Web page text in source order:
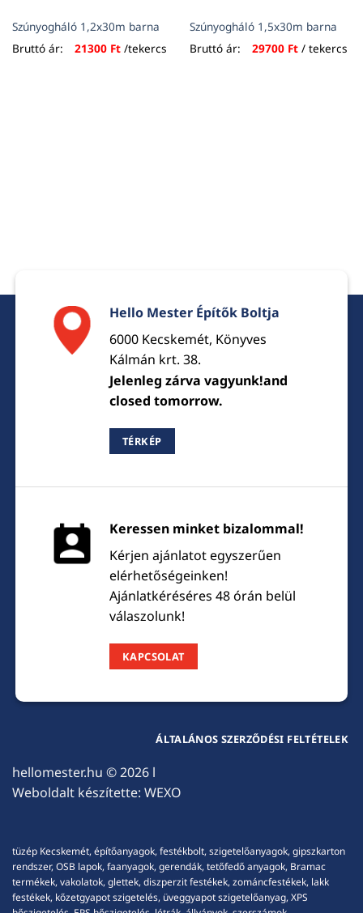
Szúnyogháló 1,2x30m barna
Bruttó ár:
21300 Ft/tekercs
Szúnyogháló 1,5x30m barna
Bruttó ár:
29700 Ft/ tekercs
Hello Mester Építők Boltja
6000 Kecskemét, Könyves
Kálmán krt. 38.
Jelenleg zárva vagyunk!and
closed tomorrow.
TÉRKÉP
Keressen minket bizalommal!
Kérjen ajánlatot egyszerűen
elérhetőségeinken!
Ajánlatkéréséres 48 órán belül
válaszolunk!
KAPCSOLAT
hellomester.hu © 2026 l
Weboldalt készítette: WEXO
ÁLTALÁNOS SZERZŐDÉSI FELTÉTELEK
tüzép Kecskemét, építőanyagok, festékbolt, szigetelőanyagok, gipszkarton
rendszer, OSB lapok, faanyagok, gerendák, tetőfedő anyagok, Bramac
termékek, vakolatok, glettek, diszperzit festékek, zománcfestékek, lakk
festékek, kőzetgyapot szigetelés, üveggyapot szigetelőanyag, XPS